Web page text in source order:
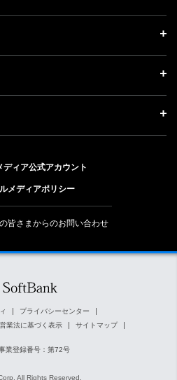
プ
」
）
ディア公式アカウント
メディアポリシー
皆さまからのお問い合わせ
プライバシーセンター
業法に基づく表示 サイトマップ
業登録番号：第72号
All Rights Reserved.